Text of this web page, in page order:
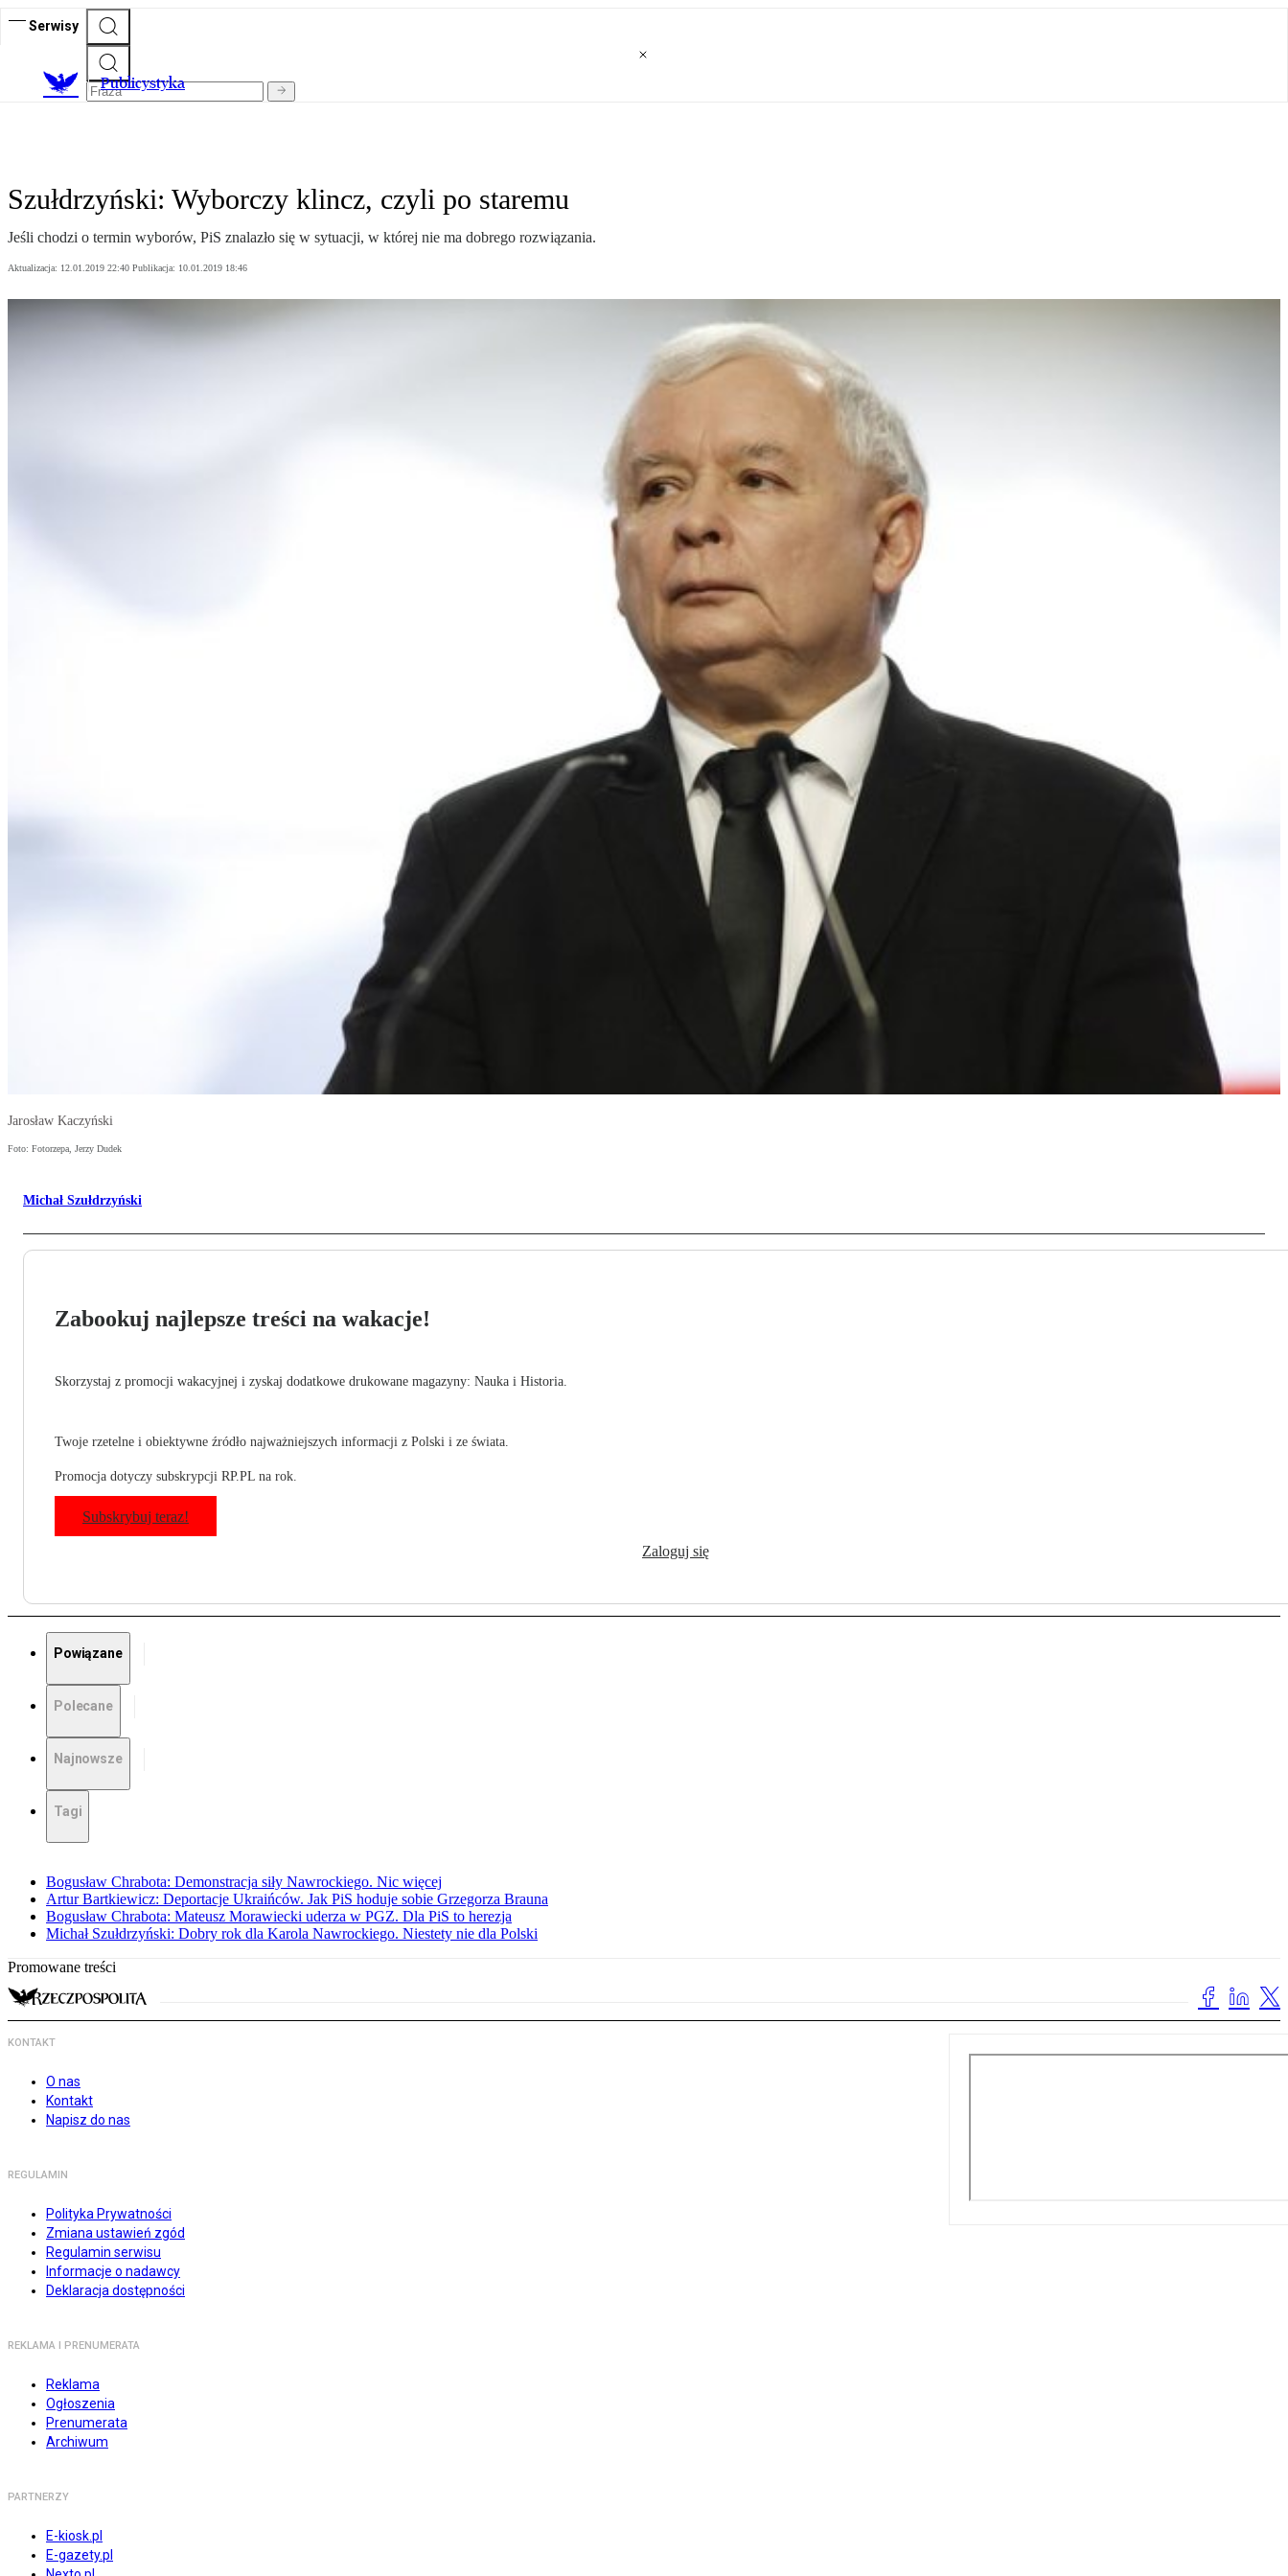
Serwisy
Publicystyka
Szułdrzyński: Wyborczy klincz, czyli po staremu
Jeśli chodzi o termin wyborów, PiS znalazło się w sytuacji, w której nie ma dobrego rozwiązania.
Aktualizacja: 12.01.2019 22:40 Publikacja: 10.01.2019 18:46
Jarosław Kaczyński
Foto: Fotorzepa, Jerzy Dudek
Michał Szułdrzyński
Zabookuj najlepsze treści na wakacje!
Skorzystaj z promocji wakacyjnej i zyskaj dodatkowe drukowane magazyny: Nauka i Historia.
Twoje rzetelne i obiektywne źródło najważniejszych informacji z Polski i ze świata.
Promocja dotyczy subskrypcji RP.PL na rok.
Subskrybuj teraz!
Zaloguj się
Powiązane
Polecane
Najnowsze
Tagi
Bogusław Chrabota: Demonstracja siły Nawrockiego. Nic więcej
Artur Bartkiewicz: Deportacje Ukraińców. Jak PiS hoduje sobie Grzegorza Brauna
Bogusław Chrabota: Mateusz Morawiecki uderza w PGZ. Dla PiS to herezja
Michał Szułdrzyński: Dobry rok dla Karola Nawrockiego. Niestety nie dla Polski
Promowane treści
KONTAKT
O nas
Kontakt
Napisz do nas
REGULAMIN
Polityka Prywatności
Zmiana ustawień zgód
Regulamin serwisu
Informacje o nadawcy
Deklaracja dostępności
REKLAMA I PRENUMERATA
Reklama
Ogłoszenia
Prenumerata
Archiwum
PARTNERZY
E-kiosk.pl
E-gazety.pl